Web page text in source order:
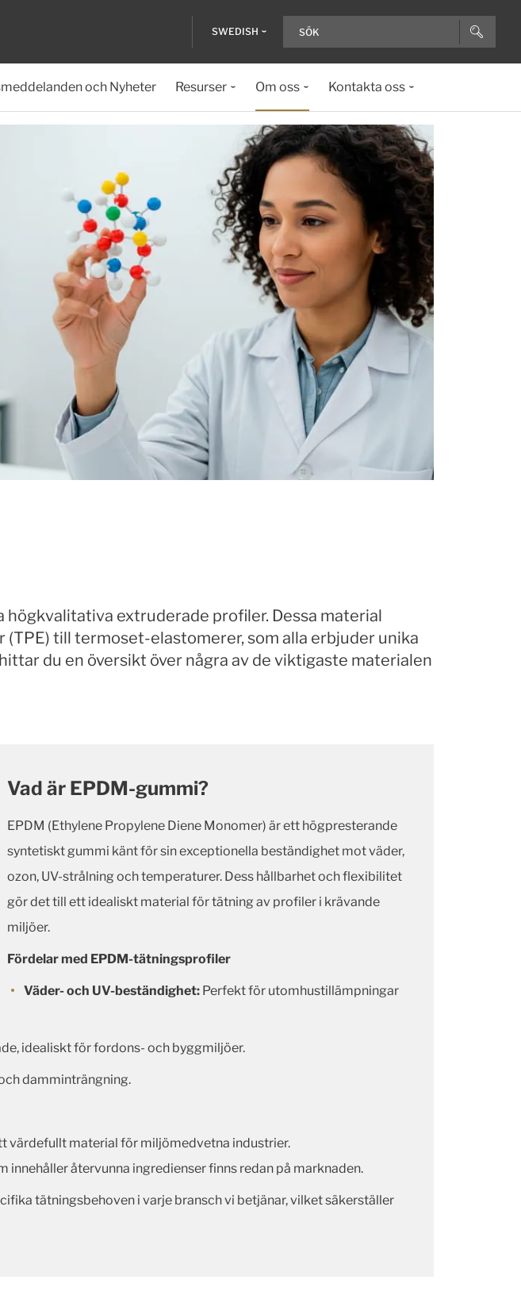
SWEDISH
och Nyheter Resurser Om oss Kontakta oss
extruderade profiler. Dessa material
till termoset-elastomerer, som alla erbjuder unika
du en översikt över några av de viktigaste materialen
Vad är EPDM-gummi?
EPDM (Ethylene Propylene Diene Monomer) är ett högpresterande
syntetiskt gummi känt för sin exceptionella beständighet mot väder,
ozon, UV-strålning och temperaturer. Dess hållbarhet och flexibilitet
gör det till ett idealiskt material för tätning av profiler i krävande
miljöer.
Fördelar med EPDM-tätningsprofiler
Väder- och UV-beständighet: Perfekt för utomhustillämpningar
idealiskt för fordons- och byggmiljöer.
damminträngning.
värdefullt material för miljömedvetna industrier.
återvunna ingredienser finns redan på marknaden.
tätningsbehoven i varje bransch vi betjänar, vilket säkerställer